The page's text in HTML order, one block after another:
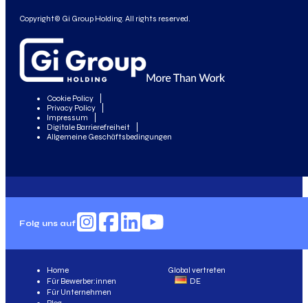
Copyright© Gi Group Holding. All rights reserved.
Cookie Policy
Privacy Policy
Impressum
Digitale Barrierefreiheit
Allgemeine Geschäftsbedingungen
Folg uns auf
Global vertreten
DE
Home
Für Bewerber:innen
Für Unternehmen